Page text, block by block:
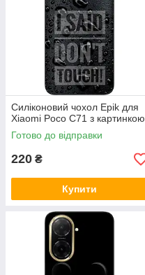
Силіконовий чохол Epik для
Xiaomi Poco C71 з картинкою
Готово до відправки
220 ₴
Купити